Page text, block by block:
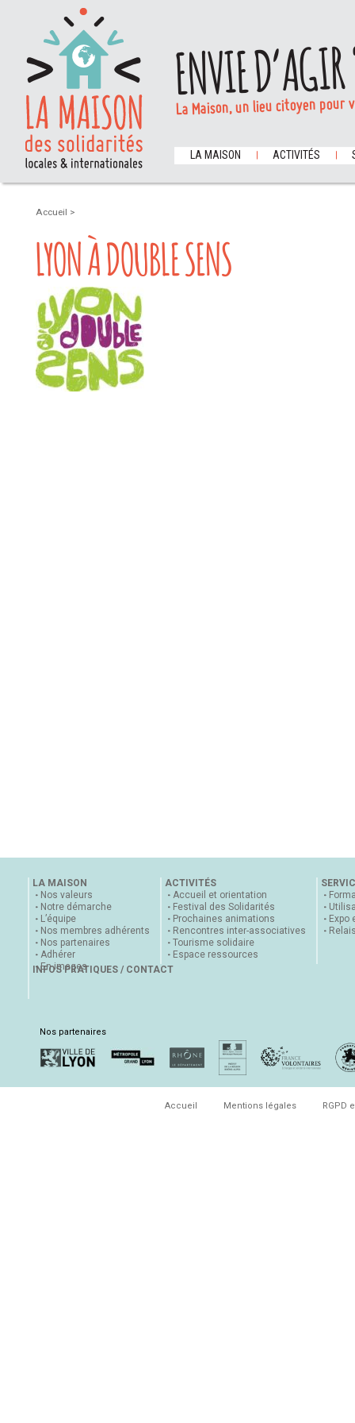
ENVIE
La Maison, un lieu citoyen
LA MAISON ACTIVITÉS
Accueil >
LYON À DOUBLE SENS
LA MAISON
Nos valeurs
Notre démarche
L’équipe
Nos membres adhérents
Nos partenaires
Adhérer
En images
ACTIVITÉS
Accueil et orientation
Festival des Solidarités
Prochaines animations
Rencontres inter-associatives
Tourisme solidaire
Espace ressources
Expo
INFOS PRATIQUES / CONTACT
Nos partenaires
Accueil Mentions légales RGPD